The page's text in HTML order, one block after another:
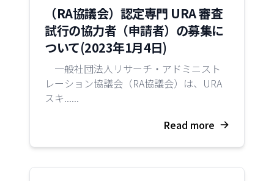
（RA協議会）認定専門 URA 審査
試行の協力者（申請者）の募集に
ついて(2023年1月4日)
一般社団法人リサーチ・アドミニスト
レーション協議会（RA協議会）は、URA
スキ......
Read more